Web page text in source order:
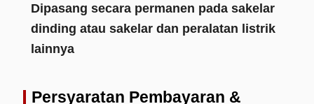
Dipasang secara permanen pada sakelar
dinding atau sakelar dan peralatan listrik
lainnya
Persyaratan Pembayaran &